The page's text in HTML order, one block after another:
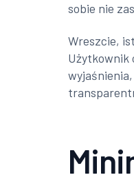
sobie nie
Wreszcie,
Użytkownik